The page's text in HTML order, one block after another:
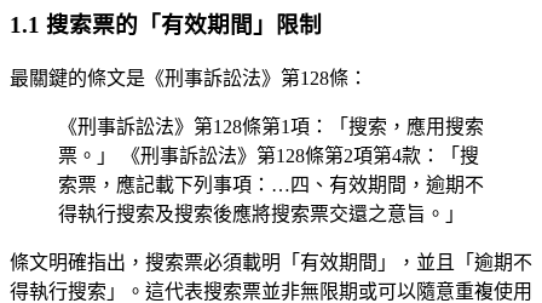
1.1 搜索票的「有效期間」限制
最關鍵的條文是《刑事訴訟法》第128條：
《刑事訴訟法》第128條第1項：「搜索，應用搜索
票。」 《刑事訴訟法》第128條第2項第4款：「搜
索票，應記載下列事項：…四、有效期間，逾期不
得執行搜索及搜索後應將搜索票交還之意旨。」
條文明確指出，搜索票必須載明「有效期間」，並且「逾期不
得執行搜索」。這代表搜索票並非無限期或可以隨意重複使用